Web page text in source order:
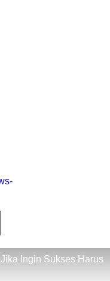
Jika Ingin Sukses Harus